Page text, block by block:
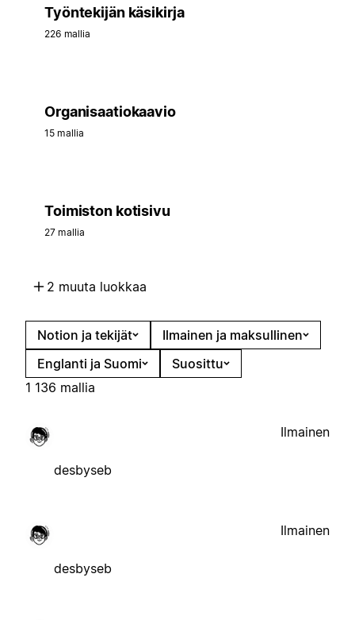
Työntekijän käsikirja
226 mallia
Organisaatiokaavio
15 mallia
Toimiston kotisivu
27 mallia
2 muuta luokkaa
Notion ja tekijät
Ilmainen ja maksullinen
Englanti ja Suomi
Suosittu
1 136 mallia
desbyseb
Ilmainen
desbyseb
Ilmainen